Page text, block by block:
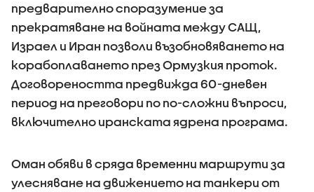
предварително споразумение за
прекратяване на войната между САЩ,
Израел и Иран позволи възобновяването на
корабоплаването през Ормузкия проток.
Договореността предвижда 60-дневен
период на преговори по по-сложни въпроси,
включително иранската ядрена програма.
Оман обяви в сряда временни маршрути за
улесняване на движението на танкери от